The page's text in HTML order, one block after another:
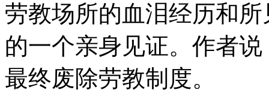
劳教场所的血泪经历和
的一个亲身见证。作者
最终废除劳教制度。